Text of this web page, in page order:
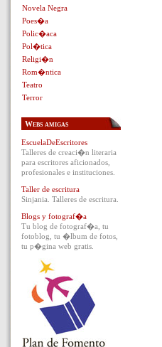
Novela Negra
Poes�a
Polic�aca
Pol�tica
Religi�n
Rom�ntica
Teatro
Terror
Webs amigas
EscuelaDeEscritores
Talleres de creaci�n literaria
para escritores aficionados,
profesionales e instituciones.
Taller de escritura
Sinjania. Talleres de escritura.
Blogs y fotograf�a
Tu blog de fotograf�a, tu
fotoblog, tu �lbum de fotos,
tu p�gina web gratis.